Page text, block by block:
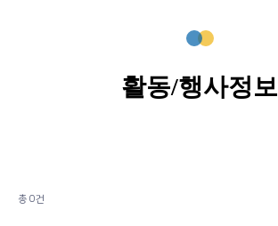
활동/행사정보
총 0건